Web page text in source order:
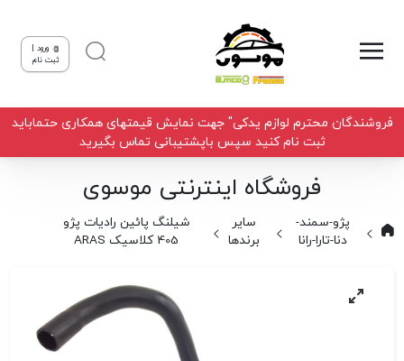
ورود |
ثبت نام
فروشندگان محترم لوازم یدکی" جهت نمایش قیمتهای همکاری حتماباید
ثبت نام کنید سپس باپشتیبانی تماس بگیرید
فروشگاه اینترنتی موسوی
پژو-سمند-
دنا-تارا-رانا
سایر
برندها
شیلنگ پائین رادیات پژو
405 کلاسیک ARAS